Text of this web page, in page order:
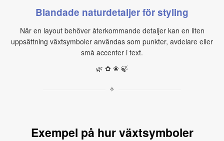
Blandade naturdetaljer för styling
När en layout behöver återkommande detaljer kan en liten
uppsättning växtsymboler användas som punkter, avdelare eller
små accenter i text.
🌿 ✿ ❀ 🍃
✧
Exempel på hur växtsymboler